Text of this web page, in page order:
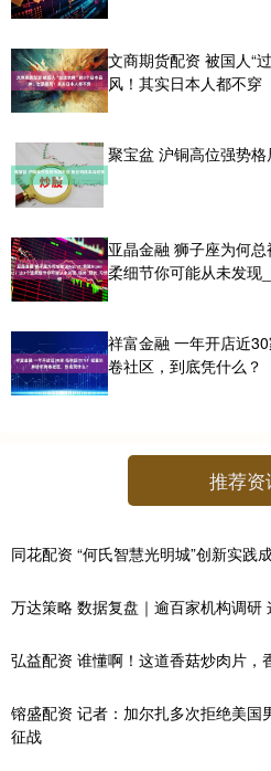
文商期货配资 被国人“
风！其实日本人都不穿
聚宝盆 沪铜高位强势
亚晶金融 狮子座为何
柔细节你可能从未发现
祥富金融 一年开店近
卷社区，到底凭什么？
推荐资
同花配资 “何氏智慧光明城”创新实践
万达策略 数据复盘｜逾百家机构调研
弘益配资 谁懂啊！这道香菇炒肉片，
镕盛配资 记者：加尔扎多次拒绝美
征战